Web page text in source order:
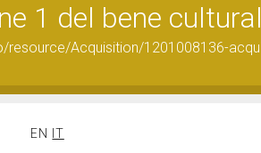
1 del bene
Acquisition/1201008136-
EN
IT